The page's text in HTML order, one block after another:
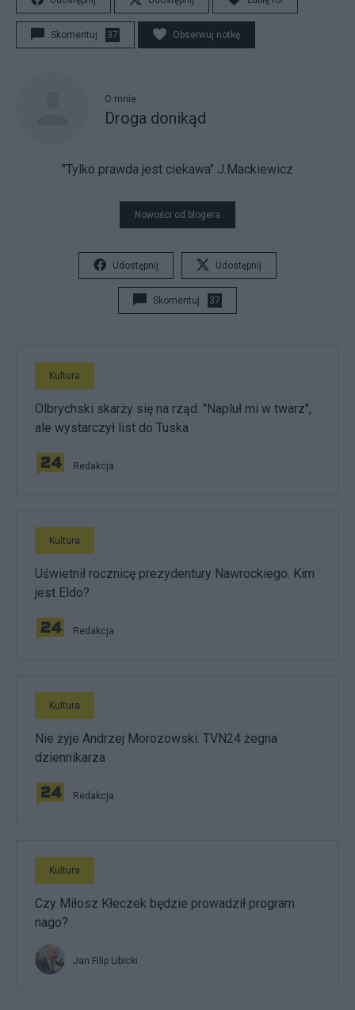
Skomentuj 37 Obserwuj notkę
O mnie
Droga donikąd
"Tylko prawda jest ciekawa" J.Mackiewicz
Nowości od blogera
Udostępnij Udostępnij
Skomentuj 37
Kultura
Olbrychski skarży się na rząd. "Napluł mi w twarz",
ale wystarczył list do Tuska
Redakcja
Kultura
Uświetnił rocznicę prezydentury Nawrockiego. Kim
jest Eldo?
Redakcja
Kultura
Nie żyje Andrzej Morozowski. TVN24 żegna
dziennikarza
Redakcja
Kultura
Czy Miłosz Kłeczek będzie prowadził program
nago?
Jan Filip Libicki